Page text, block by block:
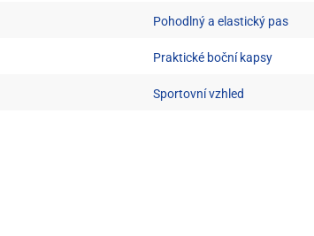
Pohodlný a elastický pas
Praktické boční kapsy
Sportovní vzhled